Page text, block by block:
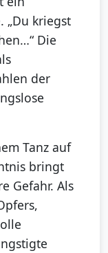
„Du kriegst
Die
der
Tanz auf
bringt
Gefahr. Als